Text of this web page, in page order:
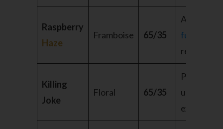
Raspberry
Haze
Framboise 65/35
Arôme
full
relaxant
Killing
Joke
Floral 65/35
Profil
unique,